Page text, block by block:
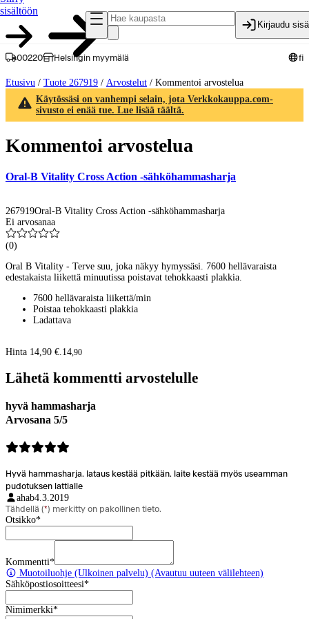
sisältöön
Kirjaudu
00220 Helsingin myymälä fi
Etusivu / Tuote 267919 / Arvostelut / Kommentoi arvostelua
Käytössäsi on vanhempi selain, jota Verkkokauppa.com-
sivusto ei enää tue. Lue lisää täältä.
Kommentoi arvostelua
Oral-B Vitality Cross Action -sähköhammasharja
267919Oral-B Vitality Cross Action -sähköhammasharja
Ei arvosanaa
(0)
Oral B Vitality - Terve suu, joka näkyy hymyssäsi. 7600 hellävaraista
edestakaista liikettä minuutissa poistavat tehokkaasti plakkia.
7600 hellävaraista liikettä/min
Poistaa tehokkaasti plakkia
Ladattava
Hinta 14,90 €. 14,90
Lähetä kommentti arvostelulle
hyvä hammasharja
Arvosana 5/5
Hyvä hammasharja. lataus kestää pitkään. laite kestää myös useamman
pudotuksen lattialle
ahab4.3.2019
Tähdellä (*) merkitty on pakollinen tieto.
Otsikko*
Kommentti*
Muotoiluohje (Ulkoinen palvelu) (Avautuu uuteen välilehteen)
Sähköpostiosoitteesi*
Nimimerkki*